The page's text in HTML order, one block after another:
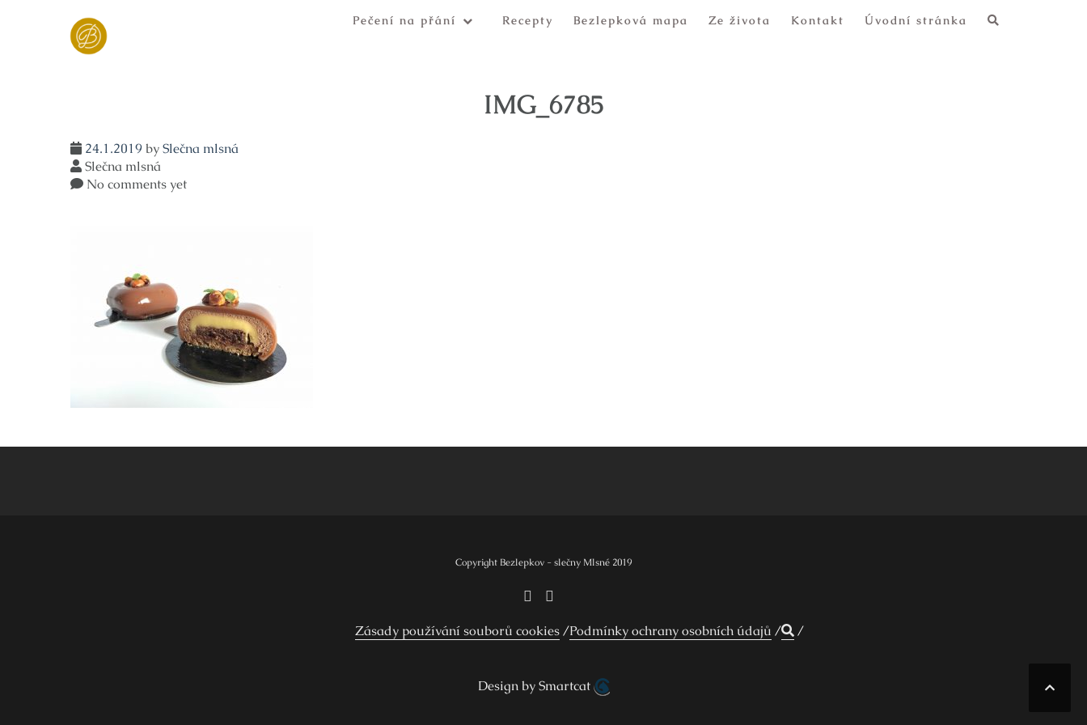
Pečení na přání Recepty Bezlepková mapa Ze života Kontakt Úvodní stránka
IMG_6785
24.1.2019bySlečna mlsná
Slečna mlsná
No comments yet
Copyright Bezlepkov - slečny Mlsné 2019
Zásady používání souborů cookies Podmínky ochrany osobních údajů
Design by Smartcat